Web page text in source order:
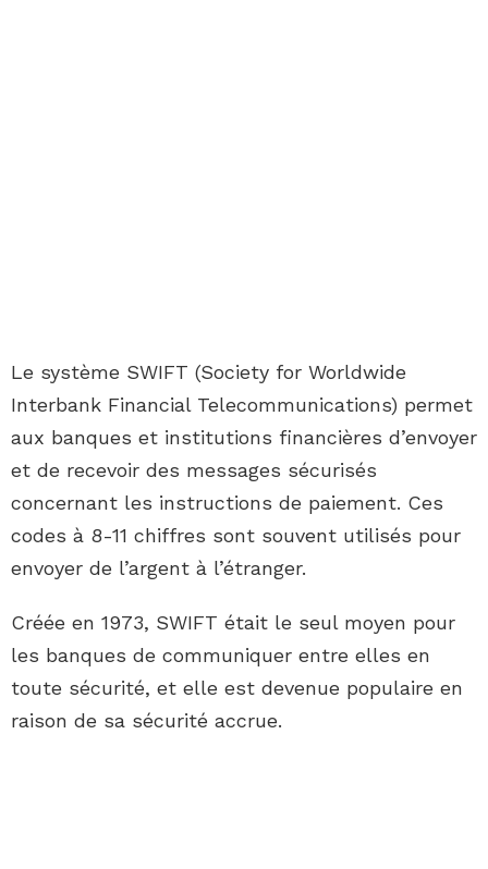
Le système SWIFT (Society for Worldwide
Interbank Financial Telecommunications) permet
aux banques et institutions financières d’envoyer
et de recevoir des messages sécurisés
concernant les instructions de paiement. Ces
codes à 8-11 chiffres sont souvent utilisés pour
envoyer de l’argent à l’étranger.
Créée en 1973, SWIFT était le seul moyen pour
les banques de communiquer entre elles en
toute sécurité, et elle est devenue populaire en
raison de sa sécurité accrue.